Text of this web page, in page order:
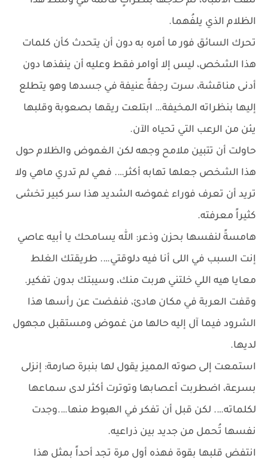
الظلام الذي يلفُهما.
تحرك السائق فور ما أمره به دون أن يتحدث كأن كلمات
هذا الشخص، ليس إلا أوامر فقط وعليه أن ينفذها دون
أدنى مناقشة، سرت رجفةً عنيفة في جسدها وهو يتطلع
إليها بنظراته المخيفة… ابتلعت ريقها بصعوبة وقلبها
يئن من الرعب التي تحياه الآن.
حاولت أن تتبين ملامح وجهه لكن الغموض والظلام حول
هذا الشخص جعلها تهابه أكثر…. فهي لم تدري ماهي ولا
تريد أن تعرف فوراء غموضه الشديد هذا سر كبير تخشى
كثيراً معرفته.
هامسةً لنفسها بحزن وذعر: الله يسامحك يا أبيه عاصي
إنت السبب في اللى أنا فيه دلوقتي…. طريقتك الغلط
معايا هيه اللي خلتني هربت منك، وسيبتك بدون تفكير.
وقفت العربة في مكان هادئ، فنفضت عن رأسها هذا
الشرود فيما آل إليه حالها من غموض ومستقبل مجهول
لديها.
استمعت إلى صوته المميز يقول لها بنبرة صارمة: إنزلى
بسرعة، اضطربت أعصابها وتوترت أكثر لدى سماعها
لكلماته…. لكن قبل أن تفكر في الهبوط منها….وجدت
نفسها تُحمل من جديد بين ذراعيه.
انتفض قلبها بقوة فهذه أول مرة تجد أحداً بمثل هذا